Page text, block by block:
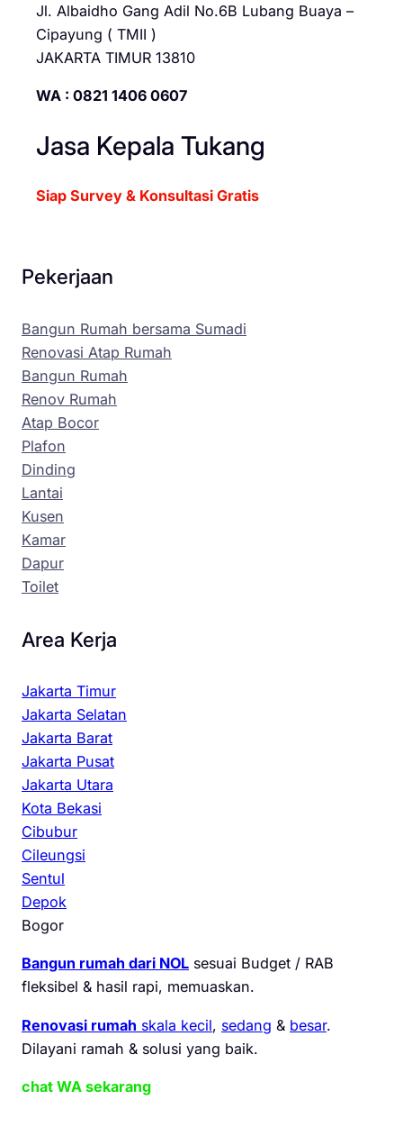
Jl. Albaidho Gang Adil No.6B Lubang Buaya –
Cipayung ( TMII )
JAKARTA TIMUR 13810
WA : 0821 1406 0607
Jasa Kepala Tukang
Siap Survey & Konsultasi Gratis
Pekerjaan
Bangun Rumah bersama Sumadi
Renovasi Atap Rumah
Bangun Rumah
Renov Rumah
Atap Bocor
Plafon
Dinding
Lantai
Kusen
Kamar
Dapur
Toilet
Area Kerja
Jakarta Timur
Jakarta Selatan
Jakarta Barat
Jakarta Pusat
Jakarta Utara
Kota Bekasi
Cibubur
Cileungsi
Sentul
Depok
Bogor
Bangun rumah dari NOL sesuai Budget / RAB
fleksibel & hasil rapi, memuaskan.
Renovasi rumah skala kecil, sedang & besar.
Dilayani ramah & solusi yang baik.
chat WA sekarang